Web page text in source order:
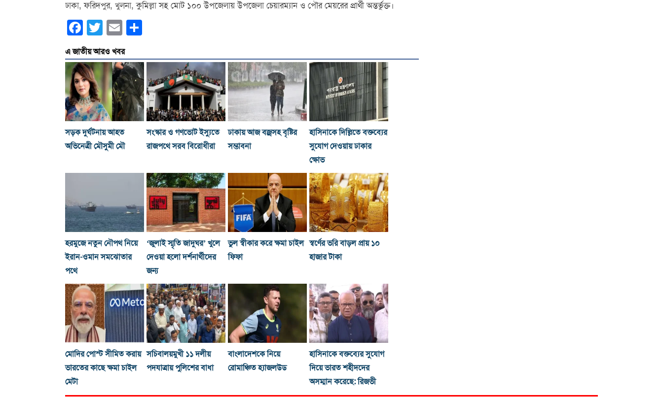
ঢাকা, ফরিদপুর, খুলনা, কুমিল্লা সহ মোট ১০০ উপজেলায় উপজেলা চেয়ারম্যান ও পৌর মেয়রের প্রার্থী অন্তর্ভুক্ত।
Facebook
Twitter Email
এ জাতীয় আরও খবর
সড়ক দুর্ঘটনায় আহত
অভিনেত্রী মৌসুমী মৌ
সংস্কার ও গণভোট ইস্যুতে
রাজপথে সরব বিরোধীরা
ঢাকায় আজ বজ্রসহ বৃষ্টির
সম্ভাবনা
হাসিনাকে দিল্লিতে বক্তব্যের
সুযোগ দেওয়ায় ঢাকার
ক্ষোভ
হরমুজে নতুন নৌপথ নিয়ে
ইরান-ওমান সমঝোতার
পথে
‘জুলাই স্মৃতি জাদুঘর’ খুলে
দেওয়া হলো দর্শনার্থীদের
জন্য
ভুল স্বীকার করে ক্ষমা চাইল
ফিফা
স্বর্ণের ভরি বাড়ল প্রায় ১০
হাজার টাকা
মোদির পোস্ট সীমিত করায়
ভারতের কাছে ক্ষমা চাইল
মেটা
সচিবালয়মুখী ১১ দলীয়
পদযাত্রায় পুলিশের বাধা
বাংলাদেশকে নিয়ে
রোমাঞ্চিত হ্যাজলউড
হাসিনাকে বক্তব্যের সুযোগ
দিয়ে ভারত শহীদদের
অসম্মান করেছে: রিজভী